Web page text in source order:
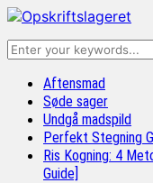
Aftensmad
Søde sager
Undgå madspild
Perfekt Stegning
Ris Kogning: 4
Guide]